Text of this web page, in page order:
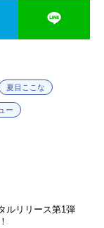
夏目ここな
ー
ルリリース第1弾